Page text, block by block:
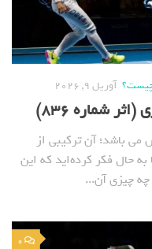
آوریل 9, 2026
باشد؛ آن ترکیبی از
حال فکر کرده‌اید که این
چیزی آن...
0